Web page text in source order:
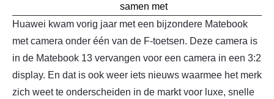
samen met
Huawei kwam vorig jaar met een bijzondere Matebook
met camera onder één van de F-toetsen. Deze camera is
in de Matebook 13 vervangen voor een camera in een 3:2
display. En dat is ook weer iets nieuws waarmee het merk
zich weet te onderscheiden in de markt voor luxe, snelle